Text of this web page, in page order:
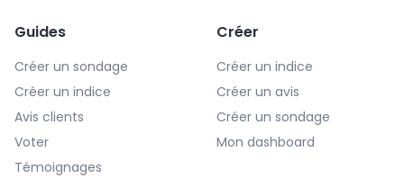
Guides
Créer un sondage
Créer un indice
Avis clients
Voter
Témoignages
Créer
Créer un indice
Créer un avis
Créer un sondage
Mon dashboard